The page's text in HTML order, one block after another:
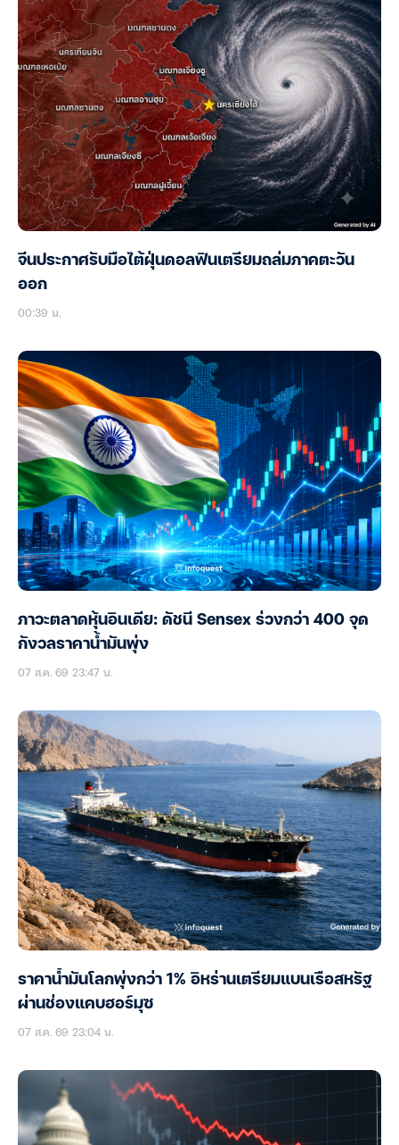
จีนประกาศรับมือไต้ฝุ่นดอลฟินเตรียมถล่มภาคตะวัน
ออก
00:39 น.
ภาวะตลาดหุ้นอินเดีย: ดัชนี Sensex ร่วงกว่า 400 จุด
กังวลราคาน้ำมันพุ่ง
07 ส.ค. 69 23:47 น.
ราคาน้ำมันโลกพุ่งกว่า 1% อิหร่านเตรียมแบนเรือสหรัฐ
ผ่านช่องแคบฮอร์มุซ
07 ส.ค. 69 23:04 น.